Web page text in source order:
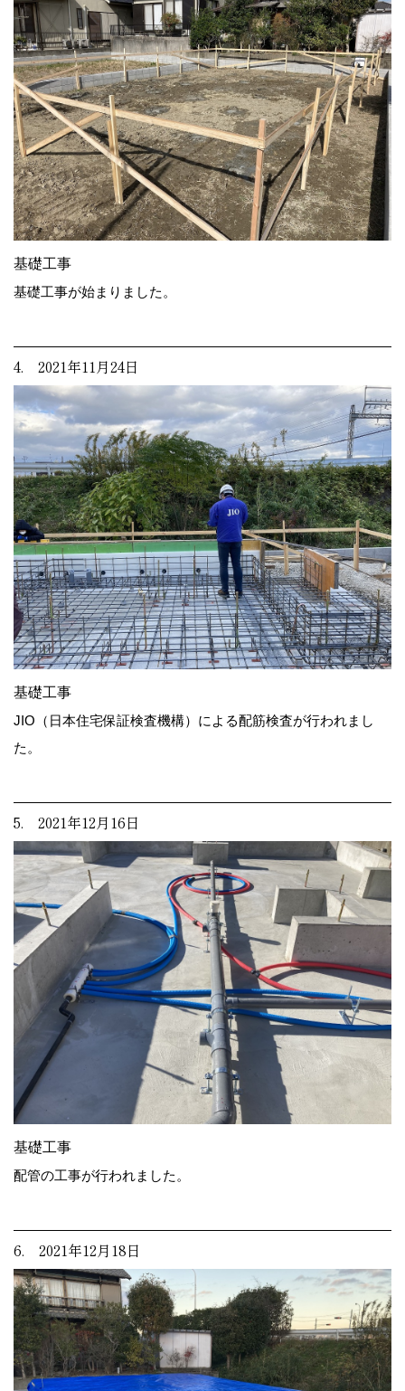
基礎工事
基礎工事が始まりました。
4. 2021年11月24日
基礎工事
JIO（日本住宅保証検査機構）による配筋検査が行われまし
た。
5. 2021年12月16日
基礎工事
配管の工事が行われました。
6. 2021年12月18日